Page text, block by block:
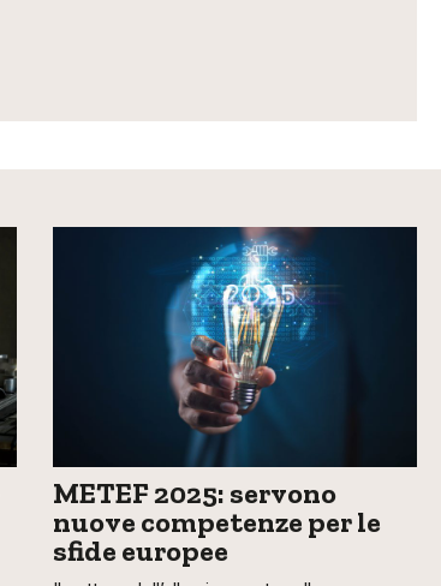
METEF 2025: servono
nuove competenze per le
sfide europee